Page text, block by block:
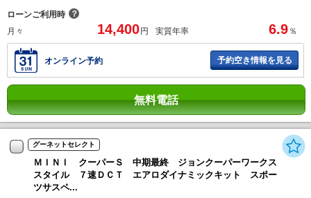
ローンご利用時 ？
月々
14,400円 実質年率 6.9 ％
オンライン予約 予約空き情報を見る
無料電話
グーネットセレクト
ＭＩＮＩ クーパーＳ 中期最終 ジョンクーパーワークス
スタイル ７速ＤＣＴ エアロダイナミックキット スポー
ツサスペ...